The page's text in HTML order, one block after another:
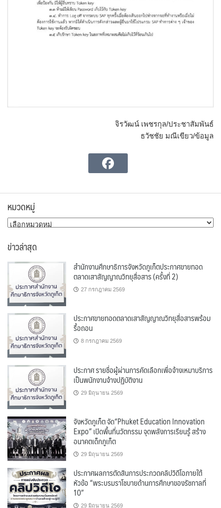
จิรวัฒน์ เพชรกุล/ประชาสัมพันธ์
ธวัชชัย มณีเขียว/ข้อมูล
หมวดหมู่
หมวด
ข่าวล่าสุด
สำนักงานศึกษาธิการจังหวัดภูเก็ตประกาศขายทอด
ตลาดเสาสัญญาณวิทยุสื่อสาร (ครั้งที่ 2)
27 กรกฎาคม 2569
ประกาศขายทอดตลาดเสาสัญญาณวิทยุสื่อสารพร้อม
รื้อถอน
8 กรกฎาคม 2569
ประกาศ รายชื่อผู้ผ่านการคัดเลือกเพื่อจ้างเหมาบริการ
เป็นพนักงานจ้างปฏิบัติงาน
29 มิถุนายน 2569
จังหวัดภูเก็ต จัด“Phuket Education Innovation
Expo” เปิดพื้นที่นวัตกรรม จุดพลังการเรียนรู้ สร้าง
อนาคตเด็กภูเก็ต
29 มิถุนายน 2569
ประกาศผลการตัดสินการประกวดคลิปวิดีโอภายใต้
หัวข้อ “พระบรมราโชบายด้านการศึกษาของรัชกาลที่
10”
29 มิถุนายน 2569